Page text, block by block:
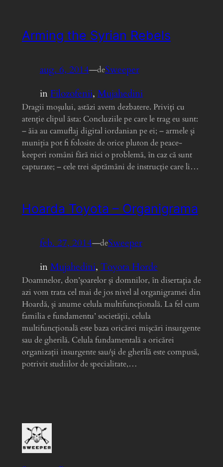
Arming the Syrian Rebels
aug. 6, 2014—deSweeper
in Filozofenii, Mujahedini
Dragii moșului, astăzi avem dezbatere. Priviți cu
atenție clipul ăsta: Concluziile pe care le trag eu sunt:
– ăia au camuflaj digital iordanian pe ei; – armele și
muniția pot fi folosite de orice pluton de peace-
keeperi români fără nici o problemă, în caz că sunt
capturate; – cele trei săptămâni de instrucție care li…
Hoarda Toyota – Organigrama
feb. 27, 2014—deSweeper
inMujahedini, Toyota Horde
Doamnelor, don’șoarelor și domnilor, în disertația de
azi vom trata cel mai de jos nivel al organigramei din
Hoardă, și anume celula multifuncțională. La fel cum
familia e fundamentu’ societății, celula
multifuncțională este baza oricărei mișcări insurgente
sau de gherilă. Celula fundamentală a oricărei
organizații insurgente sau/și de gherilă este compusă,
potrivit studiilor de specialitate,…